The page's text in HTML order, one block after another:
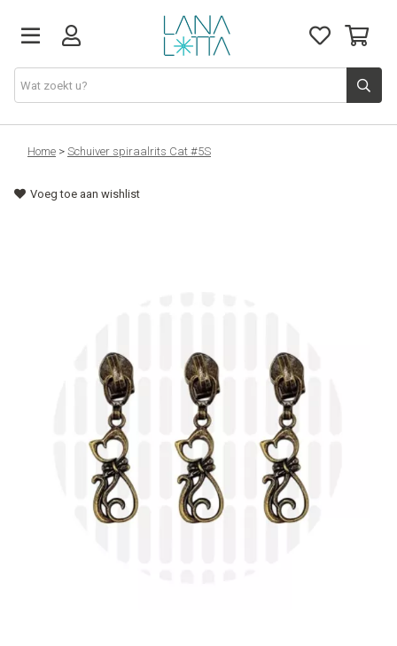
Stoffen
Fournituren
Tips & tricks
Cadeaubon
Home > Schuiver spiraalrits Cat #5S
Voeg toe aan wishlist